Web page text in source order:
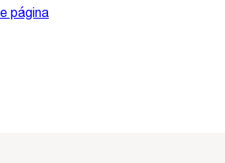
página